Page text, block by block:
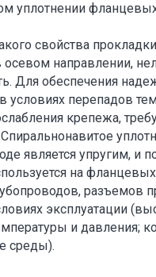
уплотнении
свойства
осевом направлении,
Для обеспечения
условиях перепадов
крепежа,
является упругим, и
на
разъемов
эксплуатации
и давления;
среды).